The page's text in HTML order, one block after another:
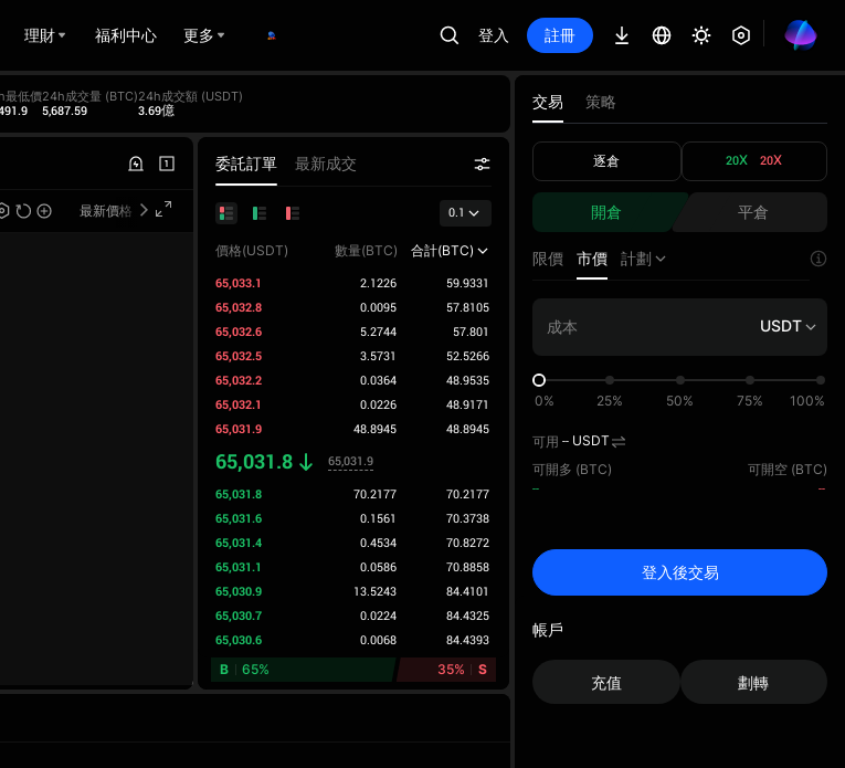
理財 福利中心 更多 登入 註冊
最低價24h成交量 (BTC)
5,687.59
24h成交額 (USDT)
3.69億
最新價格 專業版
委託訂單 最新成交
0.1
價格(USDT) 數量(BTC)
合計(BTC)
65,033.1
2.1226
59.9331
65,032.8
0.0095
57.8105
65,032.6
5.2744
57.801
65,032.5
3.5731
52.5266
65,032.2
0.0364
48.9535
65,032.1
0.0226
48.9171
65,031.9
48.8945 48.8945
65,031.8
65,031.9
65,031.8
70.2177
70.2177
65,031.6
0.1561
70.3738
65,031.4
0.4534
70.8272
65,031.1
0.0586
70.8858
65,030.9
13.5243
84.4101
65,030.7
0.0224
84.4325
65,030.6
0.0068
84.4393
B
65% 35% S
交易 策略
逐倉 20X 20X
開倉 平倉
限價 市價 計劃
USDT
0% 25% 50% 75% 100%
可用 -- USDT
可開多 (BTC)
--
可開空 (BTC)
--
登入後交易
帳戶
充值 劃轉